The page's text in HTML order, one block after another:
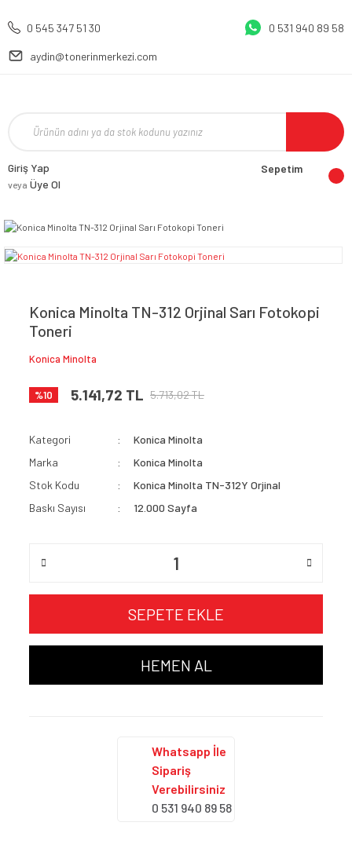
0 545 347 51 30 0 531 940 89 58
aydin@tonerinmerkezi.com
Giriş Yap
veya Üye Ol
Sepetim
Konica Minolta TN-312 Orjinal Sarı Fotokopi
Toneri
Konica Minolta
%10 5.141,72 TL 5.713,02 TL
Kategori
Konica Minolta
Marka
Konica Minolta
Stok Kodu
Konica Minolta TN-312Y Orjinal
Baskı Sayısı
12.000 Sayfa
SEPETE EKLE
HEMEN AL
Whatsapp İle
Sipariş
Verebilirsiniz
0 531 940 89 58